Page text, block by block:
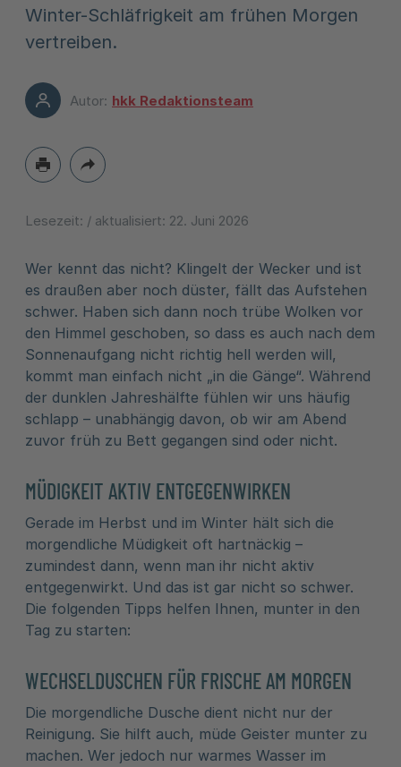
Winter-Schläfrigkeit am frühen Morgen
vertreiben.
Autor: hkk Redaktionsteam
Lesezeit: / aktualisiert: 22. Juni 2026
Wer kennt das nicht? Klingelt der Wecker und ist
es draußen aber noch düster, fällt das Aufstehen
schwer. Haben sich dann noch trübe Wolken vor
den Himmel geschoben, so dass es auch nach dem
Sonnenaufgang nicht richtig hell werden will,
kommt man einfach nicht „in die Gänge“. Während
der dunklen Jahreshälfte fühlen wir uns häufig
schlapp – unabhängig davon, ob wir am Abend
zuvor früh zu Bett gegangen sind oder nicht.
MÜDIGKEIT AKTIV ENTGEGENWIRKEN
Gerade im Herbst und im Winter hält sich die
morgendliche Müdigkeit oft hartnäckig –
zumindest dann, wenn man ihr nicht aktiv
entgegenwirkt. Und das ist gar nicht so schwer.
Die folgenden Tipps helfen Ihnen, munter in den
Tag zu starten:
WECHSELDUSCHEN FÜR FRISCHE AM MORGEN
Die morgendliche Dusche dient nicht nur der
Reinigung. Sie hilft auch, müde Geister munter zu
machen. Wer jedoch nur warmes Wasser im